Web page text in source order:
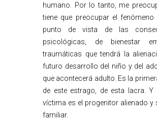
humano. Por lo tanto, me
tiene que preocupar el fenómeno
punto de vista de las
psicológicas, de bienestar
traumáticas que tendrá la
futuro desarrollo del niño y del
que acontecerá adulto. Es la
de este estrago, de esta lacra. Y
víctima es el progenitor alienado y
familiar.